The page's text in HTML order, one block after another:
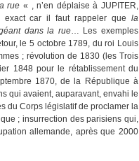
rue « , n’en déplaise à JUPITER,
exact car il faut rappeler que la
dans la rue… Les exemples
le 5 octobre 1789, du roi Louis
; révolution de 1830 (les Trois
1848 pour le rétablissement du
1870, de la République à
qui avaient, auparavant, envahi le
du Corps législatif de proclamer la
; insurrection des parisiens qui,
allemande, après que 2000